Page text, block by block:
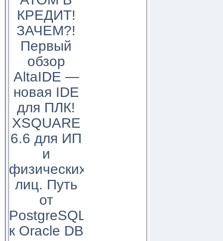
КРЕДИТ!
ЗАЧЕМ?!
Первый
обзор
AltaIDE —
новая IDE
для ПЛК!
XSQUARE
6.6 для ИП
и
физических
лиц. Путь
от
PostgreSQL
к Oracle DB